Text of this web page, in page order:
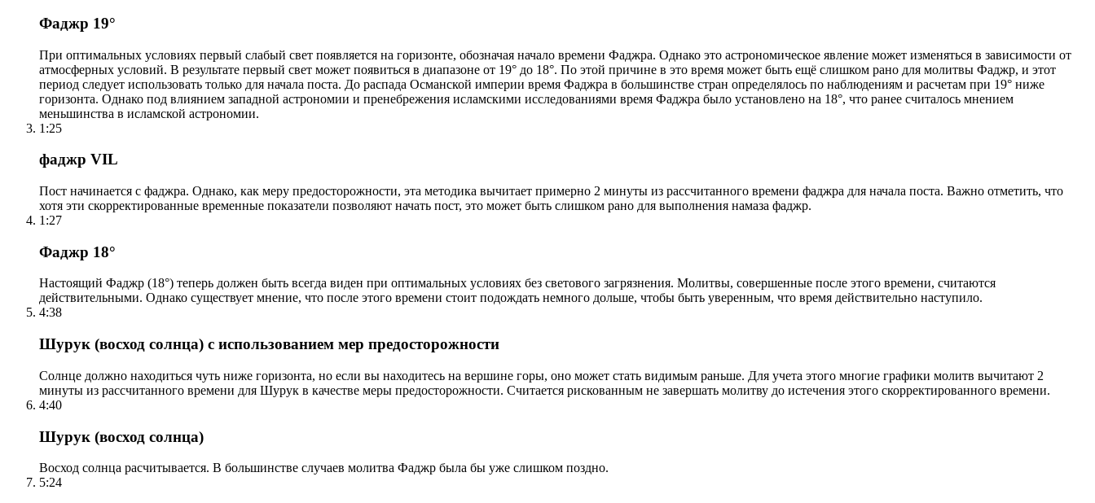
Фаджр 19°
При оптимальных условиях первый слабый свет появляется на горизонте, обозначая начало времени Фаджра. Однако это астрономическое явление может изменяться в зависимости от
атмосферных условий. В результате первый свет может появиться в диапазоне от 19° до 18°. По этой причине в это время может быть ещё слишком рано для молитвы Фаджр, и этот
период следует использовать только для начала поста. До распада Османской империи время Фаджра в большинстве стран определялось по наблюдениям и расчетам при 19° ниже
горизонта. Однако под влиянием западной астрономии и пренебрежения исламскими исследованиями время Фаджра было установлено на 18°, что ранее считалось мнением
меньшинства в исламской астрономии.
1:25
фаджр VIL
Пост начинается с фаджра. Однако, как меру предосторожности, эта методика вычитает примерно 2 минуты из рассчитанного времени фаджра для начала поста. Важно отметить, что
хотя эти скорректированные временные показатели позволяют начать пост, это может быть слишком рано для выполнения намаза фаджр.
1:27
Фаджр 18°
Настоящий Фаджр (18°) теперь должен быть всегда виден при оптимальных условиях без светового загрязнения. Молитвы, совершенные после этого времени, считаются
действительными. Однако существует мнение, что после этого времени стоит подождать немного дольше, чтобы быть уверенным, что время действительно наступило.
4:38
Шурук (восход солнца) с использованием мер предосторожности
Солнце должно находиться чуть ниже горизонта, но если вы находитесь на вершине горы, оно может стать видимым раньше. Для учета этого многие графики молитв вычитают 2
минуты из рассчитанного времени для Шурук в качестве меры предосторожности. Считается рискованным не завершать молитву до истечения этого скорректированного времени.
4:40
Шурук (восход солнца)
Восход солнца расчитывается. В большинстве случаев молитва Фаджр была бы уже слишком поздно.
5:24